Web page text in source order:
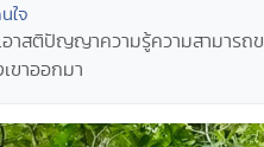
ใจ
าสติปัญญาความรู้ความสามารถ
ขาออกมา